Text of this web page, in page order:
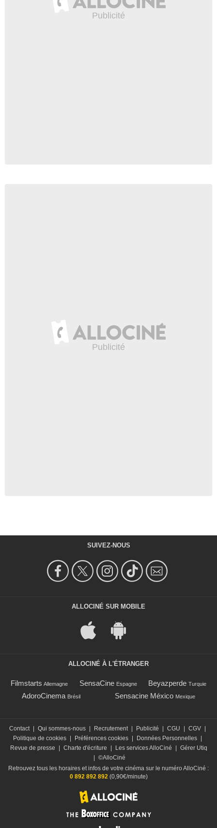
SUIVEZ-NOUS
ALLOCINÉ SUR MOBILE
ALLOCINÉ À L'ÉTRANGER
Filmstarts Allemagne SensaCine Espagne Beyazperde Turquie
AdoroCinema Brésil Sensacine México Mexique
Contact | Qui sommes-nous | Recrutement | Publicité | CGU | CGV |
Politique de cookies | Préférences cookies | Données Personnelles |
Revue de presse
| Charte d'écriture | Les services AlloCiné | Gérer Utiq
| ©AlloCiné
Retrouvez tous les horaires et infos de votre cinéma sur le numéro AlloCiné :
0 892 892 892 (0,90€/minute)